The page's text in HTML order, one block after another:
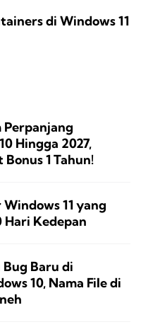
di Windows 11
Hingga 2027,
1 Tahun!
11 yang
Hari Kedepan
Baru di
10, Nama File di